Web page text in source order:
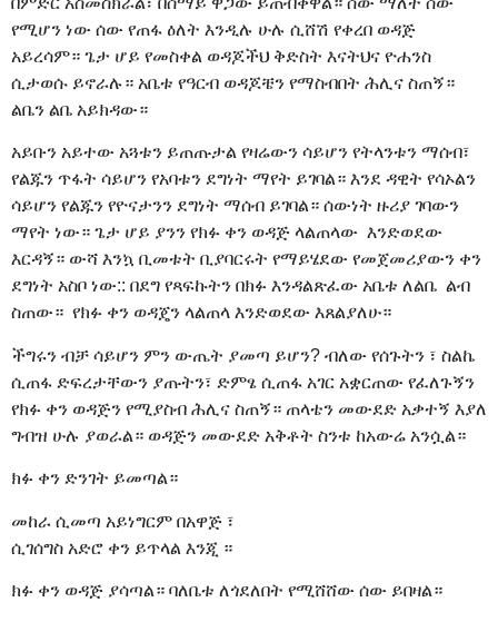
የሚሆን ነው ሰው የጠፋ ዕለት እንዲሉ ሁሉ ሲሸሽ የቀረበ ወዳጅ
አይረሳም። ጌታ ሆይ የመስቀል ወዳጆችህ ቅድስት እናትህና ዮሐንስ
ሲታወሱ ይኖራሉ። አቤቱ የዓርብ ወዳጆቼን የማስብበት ሕሊና ስጠኝ።
ልቤን ልቤ አይክዳው።
አይቡን አይተው አጓቱን ይጠጡታል የዛሬውን ሳይሆን የትላንቱን ማሰብ፣
የልጁን ጥፋት ሳይሆን የአባቱን ደግነት ማየት ይገባል። እንደ ዳዊት የሳኦልን
ሳይሆን የልጁን የዮናታንን ደግነት ማሰብ ይገባል። ሰውነት ዙሪያ ገባውን
ማየት ነው። ጌታ ሆይ ያንን የክፉ ቀን ወዳጅ ላልጠላው እንድወደው
እርዳኝ። ውሻ እንኳ ቢመቱት ቢያባርሩት የማይሄደው የመጀመሪያውን ቀን
ደግነት አስቦ ነው:: በደግ የጻፍኩትን በክፉ እንዳልጽፈው አቤቱ ለልቤ ልብ
ስጠው። የክፉ ቀን ወዳጄን ላልጠላ እንድወደው እጸልያለሁ።
ችግሩን ብቻ ሳይሆን ምን ውጤት ያመጣ ይሆን? ብለው የሰጉትን ፣ ስልኬ
ሲጠፋ ድፍረታቸውን ያጡትን፣ ድምፄ ሲጠፋ አገር አቋርጠው የፈለጉኝን
የክፉ ቀን ወዳጅን የሚያስብ ሕሊና ስጠኝ። ጠላቴን መውደድ አቃተኝ እያለ
ግብዝ ሁሉ ያወራል። ወዳጅን መውደድ አቅቶት ስንቱ ከአውሬ አንሷል።
ክፉ ቀን ድንገት ይመጣል።
መከራ ሲመጣ አይነግርም በአዋጅ ፣
ሲገሰግስ አድሮ ቀን ይጥላል እንጂ ።
ክፉ ቀን ወዳጅ ያሳጣል። ባለቤቱ ለጎደለበት የሚሸሸው ሰው ይበዛል።